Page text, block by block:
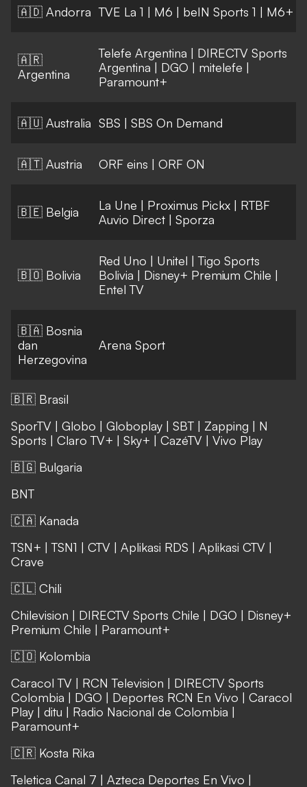
🇦🇩 Andorra TVE La 1 | M6 | beIN Sports 1 | M6+
🇦🇷
Argentina
Telefe Argentina | DIRECTV Sports
Argentina | DGO | mitelefe |
Paramount+
🇦🇺 Australia SBS | SBS On Demand
🇦🇹 Austria ORF eins | ORF ON
🇧🇪 Belgia La Une | Proximus Pickx | RTBF
Auvio Direct | Sporza
🇧🇴 Bolivia
Red Uno | Unitel |Tigo Sports
Bolivia | Disney+ Premium Chile |
Entel TV
🇧🇦 Bosnia
dan
Herzegovina
Arena Sport
🇧🇷 Brasil
SporTV | Globo | Globoplay | SBT | Zapping | N
Sports | Claro TV+ | Sky+ | CazéTV | Vivo Play
🇧🇬 Bulgaria
BNT
🇨🇦 Kanada
TSN+ |TSN1 | CTV | Aplikasi RDS | Aplikasi CTV |
Crave
🇨🇱 Chili
Chilevision | DIRECTV Sports Chile | DGO | Disney+
Premium Chile | Paramount+
🇨🇴 Kolombia
Caracol TV | RCN Television | DIRECTV Sports
Colombia | DGO | Deportes RCN En Vivo | Caracol
Play | ditu | Radio Nacional de Colombia |
Paramount+
🇨🇷 Kosta Rika
Teletica Canal 7 | Azteca Deportes En Vivo |